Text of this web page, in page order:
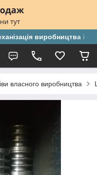
виробництва і
власного виробництва